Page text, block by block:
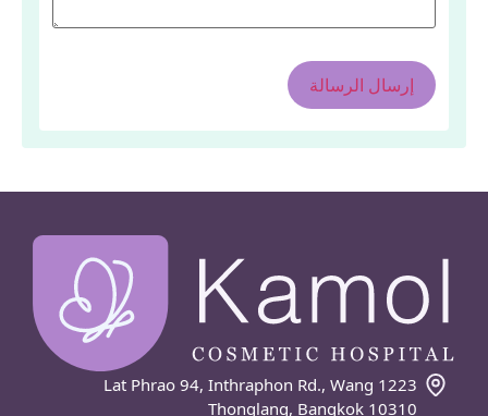
1223 Lat Phrao 94, Inthraphon Rd., Wang
Thonglang, Bangkok 10310